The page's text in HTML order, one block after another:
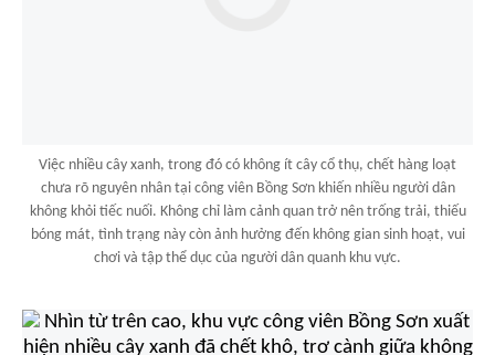
Việc nhiều cây xanh, trong đó có không ít cây cổ thụ, chết hàng loạt
chưa rõ nguyên nhân tại công viên Bồng Sơn khiến nhiều người dân
không khỏi tiếc nuối. Không chỉ làm cảnh quan trở nên trống trải, thiếu
bóng mát, tình trạng này còn ảnh hưởng đến không gian sinh hoạt, vui
chơi và tập thể dục của người dân quanh khu vực.